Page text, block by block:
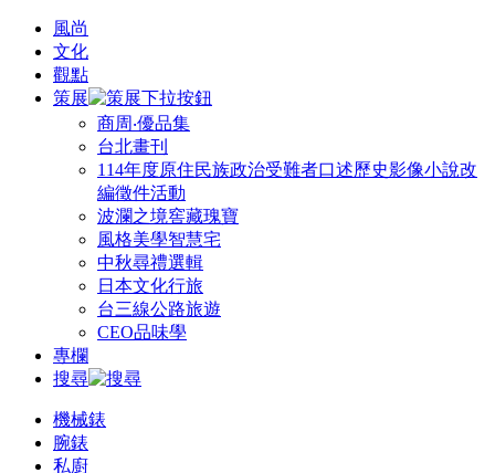
風尚
文化
觀點
策展
商周‧優品集
台北畫刊
114年度原住民族政治受難者口述歷史影像小說改
編徵件活動
波瀾之境窖藏瑰寶
風格美學智慧宅
中秋尋禮選輯
日本文化行旅
台三線公路旅遊
CEO品味學
專欄
搜尋
機械錶
腕錶
私廚